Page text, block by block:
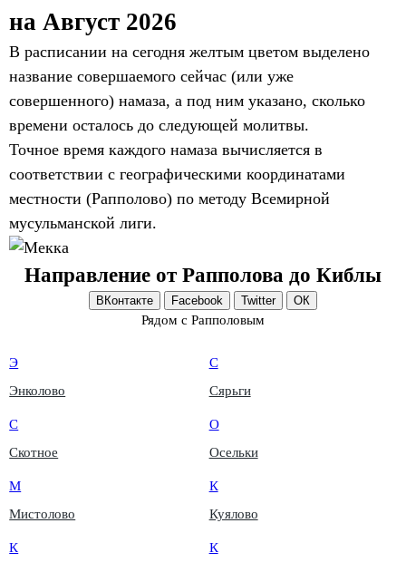
на Август 2026
В расписании на сегодня желтым цветом выделено
название совершаемого сейчас (или уже
совершенного) намаза, а под ним указано, сколько
времени осталось до следующей молитвы.
Точное время каждого намаза вычисляется в
соответствии с географическими координатами
местности (Рапполово) по методу Всемирной
мусульманской лиги.
Направление от Рапполова до Киблы
ВКонтакте Facebook Twitter ОК
Рядом с Рапполовым
Э
Энколово
С
Сярьги
С
Скотное
О
Осельки
М
Мистолово
К
Куялово
К
К